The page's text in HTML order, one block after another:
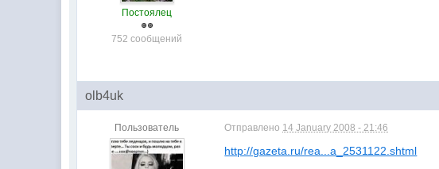
Постоялец
752 сообщений
olb4uk
Пользователь Отправлено 14 January 2008 - 21:46
http://gazeta.ru/rea...a_2531122.shtml